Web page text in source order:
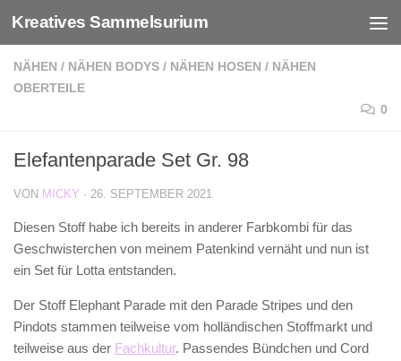
Zum Inhalt springen
Kreatives Sammelsurium
NÄHEN / NÄHEN BODYS / NÄHEN HOSEN / NÄHEN
OBERTEILE
0
Elefantenparade Set Gr. 98
VON MICKY · 26. SEPTEMBER 2021
Diesen Stoff habe ich bereits in anderer Farbkombi für das
Geschwisterchen von meinem Patenkind vernäht und nun ist
ein Set für Lotta entstanden.
Der Stoff Elephant Parade mit den Parade Stripes und den
Pindots stammen teilweise vom holländischen Stoffmarkt und
teilweise aus der Fachkultur. Passendes Bündchen und Cord